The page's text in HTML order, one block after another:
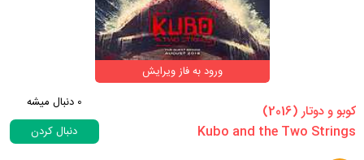
ورود به فاز ویرایش
‏کوبو و دوتار‏ (2016)
0 دنبال میشه
دنبال کردن